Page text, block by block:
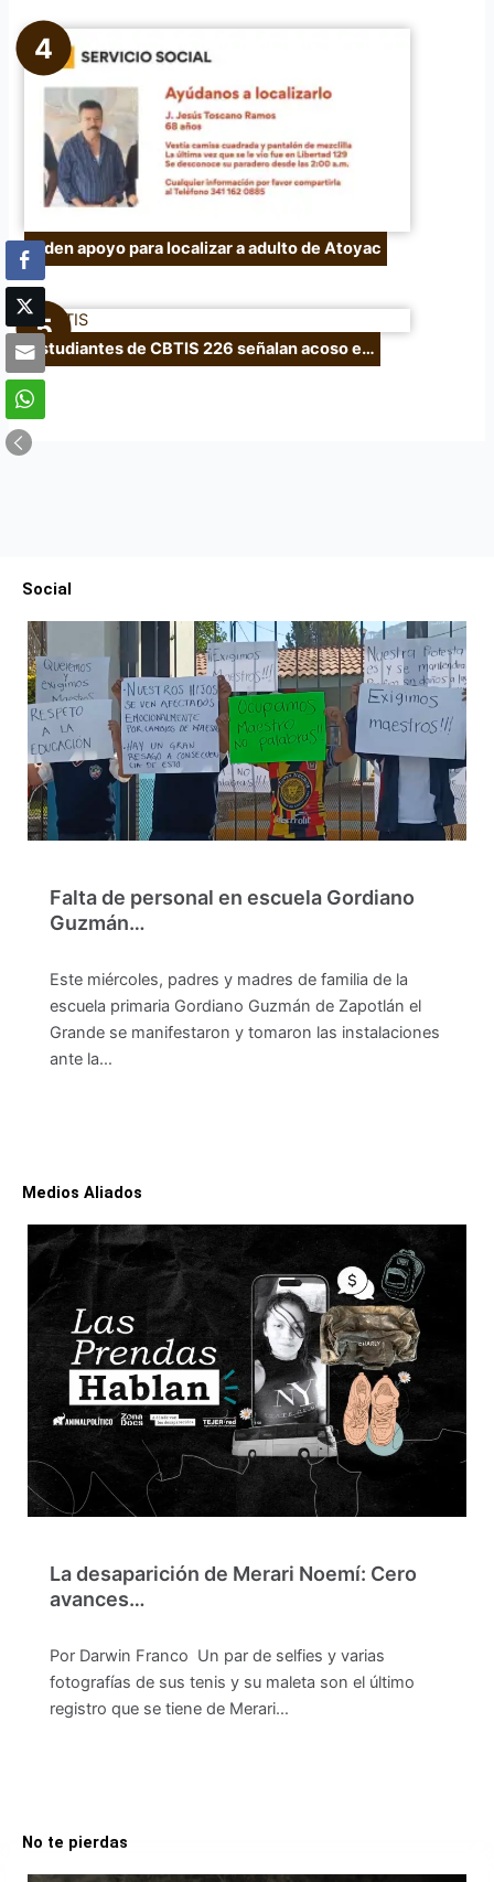
Piden apoyo para localizar a adulto de Atoyac
Estudiantes de CBTIS 226 señalan acoso e…
Social
Falta de personal en escuela Gordiano
Guzmán…
Este miércoles, padres y madres de familia de la
escuela primaria Gordiano Guzmán de Zapotlán el
Grande se manifestaron y tomaron las instalaciones
ante la…
Medios Aliados
La desaparición de Merari Noemí: Cero
avances…
Por Darwin Franco Un par de selfies y varias
fotografías de sus tenis y su maleta son el último
registro que se tiene de Merari…
No te pierdas